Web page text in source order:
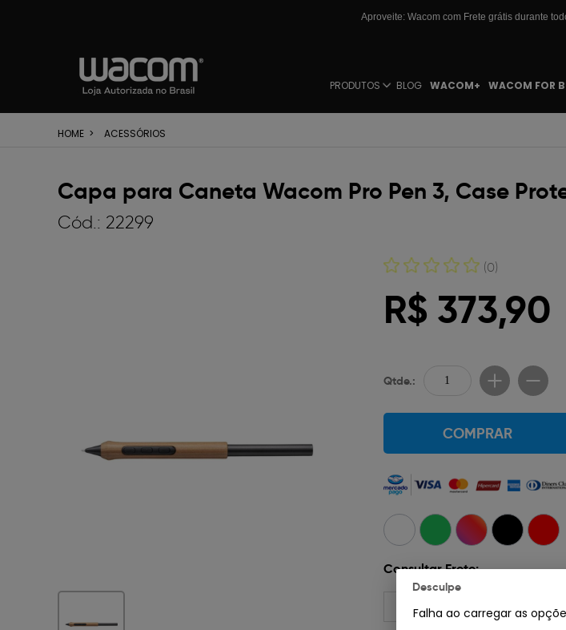
Aproveite: Wacom com Frete grátis durante
PRODUTOS BLOG WACOM+ WACOM FOR
HOME > ACESSÓRIOS
Capa para Caneta Wacom Pro Pen 3, Case
Cód.: 22299
(0)
R$ 373,90
Qtde.:
COMPRAR
Consultar Frete:
Desculpe
Falha ao carregar as